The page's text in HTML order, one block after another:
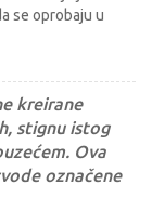
se oprobaju u
kreirane
stignu istog
Ova
označene